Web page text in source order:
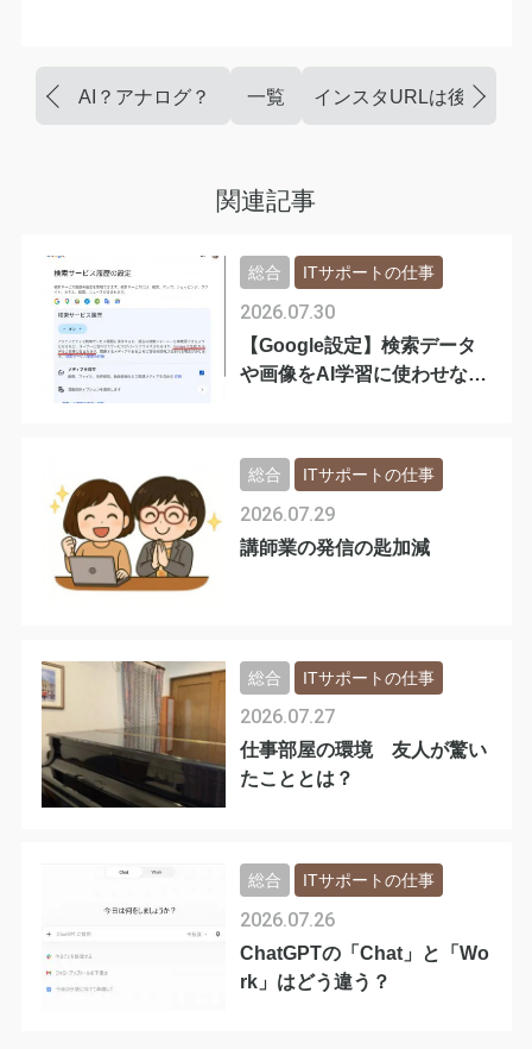
AI？アナログ？ 一覧 インスタURLは後から直
関連記事
【Google設定】検索データ
や画像をAI学習に使わせない
2026.07.30
総合 ITサポートの仕事
講師業の発信の匙加減
2026.07.29
総合 ITサポートの仕事
仕事部屋の環境 友人が驚い
たこととは？
2026.07.27
総合 ITサポートの仕事
ChatGPTの「Chat」と「Wo
rk」はどう違う？
2026.07.26
総合 ITサポートの仕事